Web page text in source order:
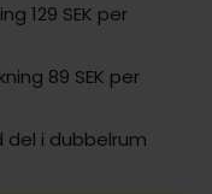
129 SEK per
89 SEK per
i dubbelrum